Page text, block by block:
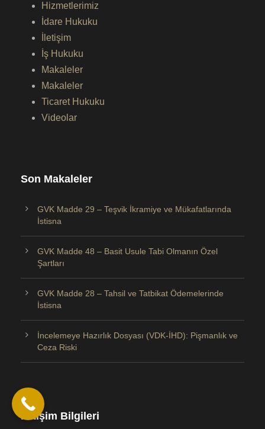
Hizmetlerimiz
İdare Hukuku
İletişim
İş Hukuku
Makaleler
Makaleler
Ticaret Hukuku
Videolar
Son Makaleler
GVK Madde 29 – Teşvik İkramiye ve Mükafatlarında
İstisna
GVK Madde 48 – Basit Usule Tabi Olmanın Özel
Şartları
GVK Madde 28 – Tahsil ve Tatbikat Ödemelerinde
İstisna
İncelemeye Hazırlık Dosyası (VDK-İHD): Pişmanlık ve
Ceza Riski
İletişim Bilgileri